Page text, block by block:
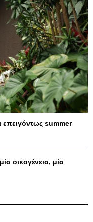
επειγόντως summer
οικογένεια, μία